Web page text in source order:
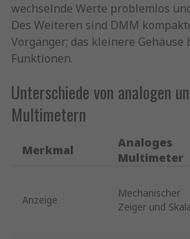
wechselnde Werte problemlos
Des Weiteren sind DMM
Vorgänger; das kleinere
Funktionen.
Unterschiede von analogen
Multimetern
Merkmal
Analoges
Multimeter
Anzeige
Mechanischer
Zeiger und